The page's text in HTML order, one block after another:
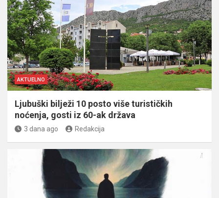
AKTUELNO
Ljubuški bilježi 10 posto više turističkih
noćenja, gosti iz 60-ak država
3 dana ago Redakcija